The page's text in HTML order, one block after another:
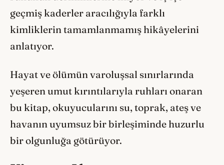
geçmiş kaderler aracılığıyla farklı
kimliklerin tamamlanmamış hikâyelerini
anlatıyor.
Hayat ve ölümün varoluşsal sınırlarında
yeşeren umut kırıntılarıyla ruhları onaran
bu kitap, okuyucularını su, toprak, ateş ve
havanın uyumsuz bir birleşiminde huzurlu
bir olgunluğa götürüyor.